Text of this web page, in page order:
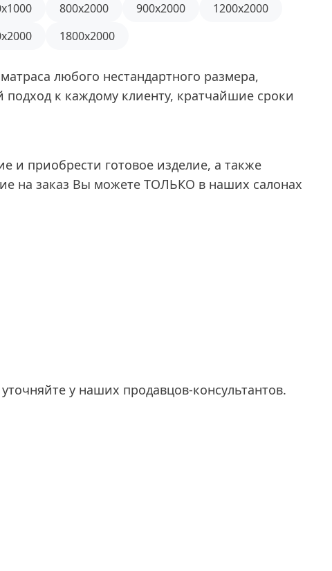
800x2000 900x2000
1200x2000
1800x2000
любого нестандартного размера,
к каждому клиенту, кратчайшие сроки
и приобрести готовое изделие, а также
на заказ Вы можете ТОЛЬКО в наших салонах
у наших продавцов-консультантов.